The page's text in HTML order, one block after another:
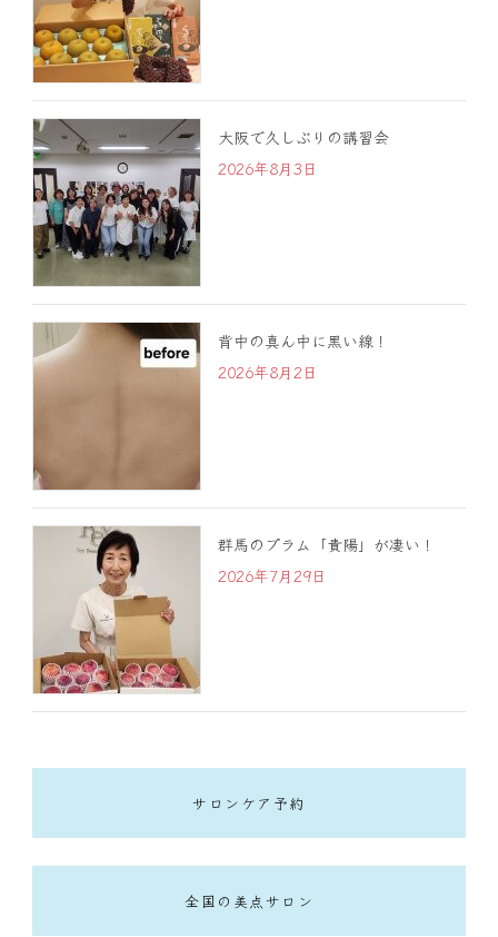
大阪で久しぶりの講習会
2026年8月3日
背中の真ん中に黒い線！
2026年8月2日
群馬のプラム「貴陽」が凄い！
2026年7月29日
サロンケア予約
全国の美点サロン